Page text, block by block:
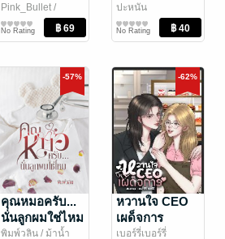
ยัยสมุดโน๊ต
Pink_Bullet​ /
RoseapplePie
นิยาย Girl
Love/Yuri
No Rating
ปะหนัน
นิยายรัก
No Rating
-57%
คุณหมอครับ...
นั่นลูกผมใช่ไหม
พิมพ์วลิน / ม้าน้ำ
-62%
หวานใจ CEO
เผด็จการ
เบอร์รี่เบอร์รี่